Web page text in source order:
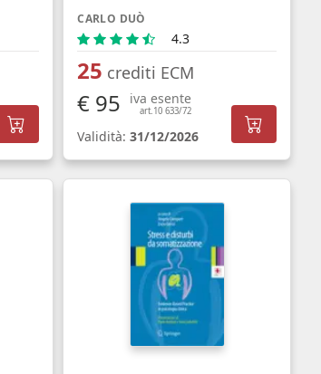
CARLO DUÒ
4.3
25 crediti ECM
€ 95 iva esente
art.10 633/72
Validità:31/12/2026